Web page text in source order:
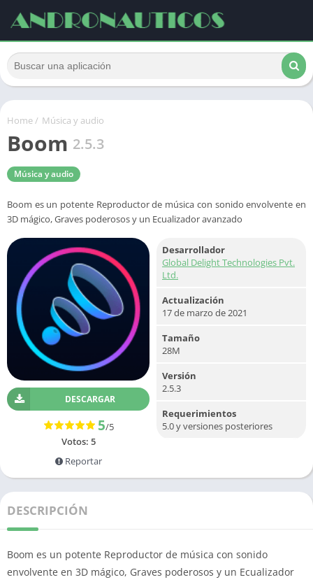
Home/ Música y audio
Boom 2.5.3
Música y audio
Boom es un potente Reproductor de música con sonido envolvente en
3D mágico, Graves poderosos y un Ecualizador avanzado
DESCARGAR
5/5
Votos: 5
Reportar
Desarrollador
Global Delight Technologies Pvt.
Ltd.
Actualización
17 de marzo de 2021
Tamaño
28M
Versión
2.5.3
Requerimientos
5.0 y versiones posteriores
DESCRIPCIÓN
Boom es un potente Reproductor de música con sonido
envolvente en 3D mágico, Graves poderosos y un Ecualizador